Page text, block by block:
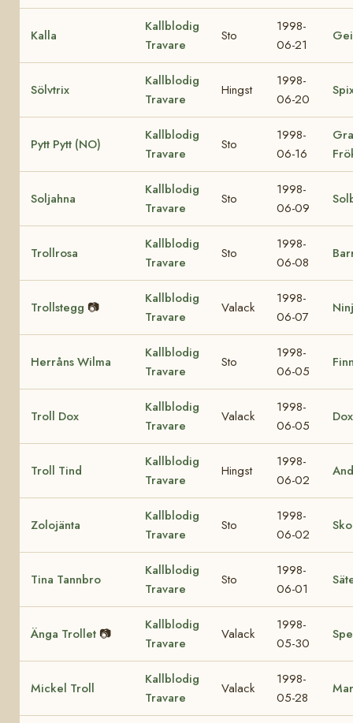
Kalla
Kallblodig
Travare
Sto
1998-
06-21
Sölvtrix
Kallblodig
Travare
Hingst
1998-
06-20
Pytt Pytt (NO)
Kallblodig
Travare
Sto
1998-
06-16
Soljahna
Kallblodig
Travare
Sto
1998-
06-09
Trollrosa
Kallblodig
Travare
Sto
1998-
06-08
Trollstegg 📷
Kallblodig
Travare
Valack
1998-
06-07
Herråns Wilma
Kallblodig
Travare
Sto
1998-
06-05
Troll Dox
Kallblodig
Travare
Valack
1998-
06-05
Troll Tind
Kallblodig
Travare
Hingst
1998-
06-02
Zolojänta
Kallblodig
Travare
Sto
1998-
06-02
Tina Tannbro
Kallblodig
Travare
Sto
1998-
06-01
Änga Trollet 📷
Kallblodig
Travare
Valack
1998-
05-30
Mickel Troll
Kallblodig
Travare
Valack
1998-
05-28